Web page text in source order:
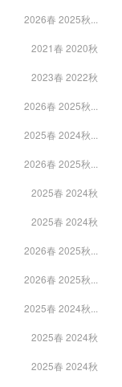
2026春 2025秋...
2021春 2020秋
2023春 2022秋
2026春 2025秋...
2025春 2024秋...
2026春 2025秋...
2025春 2024秋
2025春 2024秋
2026春 2025秋...
2026春 2025秋...
2025春 2024秋...
2025春 2024秋
2025春 2024秋